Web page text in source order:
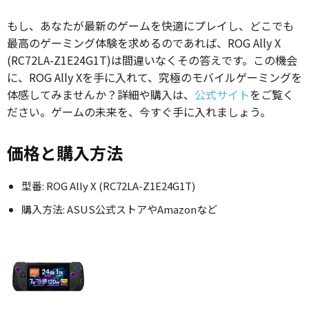
もし、あなたが最新のゲームを快適にプレイし、どこでも
最高のゲーミング体験を求めるのであれば、ROG Ally X
(RC72LA-Z1E24G1T)は間違いなくその答えです。この機会
に、ROG Ally Xを手に入れて、究極のモバイルゲーミングを
体感してみませんか？詳細や購入は、 公式サイトをご覧く
ださい。ゲームの未来を、今すぐ手に入れましょう。
価格と購入方法
型番: ROG Ally X (RC72LA-Z1E24G1T)
購入方法: ASUS公式ストアやAmazonなど